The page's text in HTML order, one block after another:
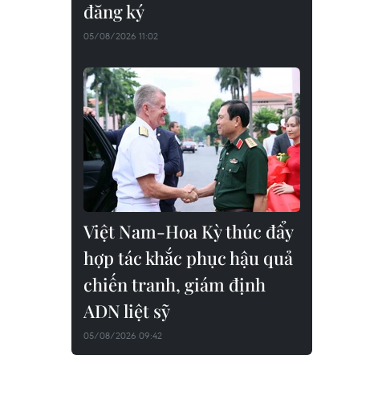
đăng ký
05/08/2026 11:02
Việt Nam-Hoa Kỳ thúc đẩy
hợp tác khắc phục hậu quả
chiến tranh, giám định
ADN liệt sỹ
05/08/2026 09:42